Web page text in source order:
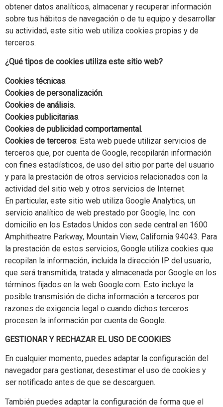
obtener datos analíticos, almacenar y recuperar información
sobre tus hábitos de navegación o de tu equipo y desarrollar
su actividad, este sitio web utiliza cookies propias y de
terceros.
¿Qué tipos de cookies utiliza este sitio web?
Cookies técnicas.
Cookies de personalización.
Cookies de análisis.
Cookies publicitarias.
Cookies de publicidad comportamental.
Cookies de terceros: Esta web puede utilizar servicios de
terceros que, por cuenta de Google, recopilarán información
con fines estadísticos, de uso del sitio por parte del usuario
y para la prestación de otros servicios relacionados con la
actividad del sitio web y otros servicios de Internet.
En particular, este sitio web utiliza Google Analytics, un
servicio analítico de web prestado por Google, Inc. con
domicilio en los Estados Unidos con sede central en 1600
Amphitheatre Parkway, Mountain View, California 94043. Para
la prestación de estos servicios, Google utiliza cookies que
recopilan la información, incluida la dirección IP del usuario,
que será transmitida, tratada y almacenada por Google en los
términos fijados en la web Google.com. Esto incluye la
posible transmisión de dicha información a terceros por
razones de exigencia legal o cuando dichos terceros
procesen la información por cuenta de Google.
GESTIONAR Y RECHAZAR EL USO DE COOKIES
En cualquier momento, puedes adaptar la configuración del
navegador para gestionar, desestimar el uso de cookies y
ser notificado antes de que se descarguen.
También puedes adaptar la configuración de forma que el